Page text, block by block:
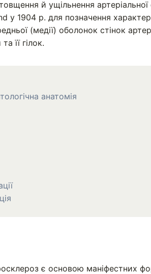
й ущільнення
у 1904 р. для позначення
(медії) оболонок стінок
її гілок.
анатомія
є основою маніфестних